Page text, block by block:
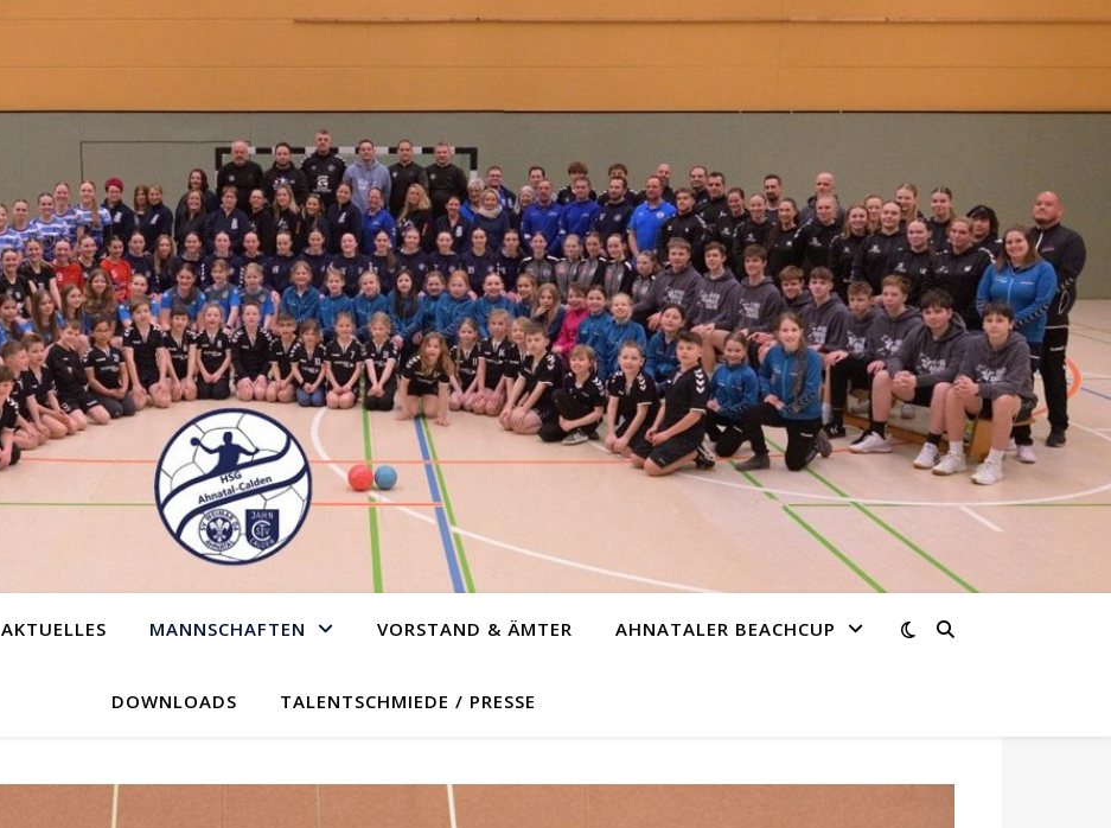
AKTUELLES MANNSCHAFTEN VORSTAND & ÄMTER AHNATALER BEACHCUP
DOWNLOADS TALENTSCHMIEDE / PRESSE